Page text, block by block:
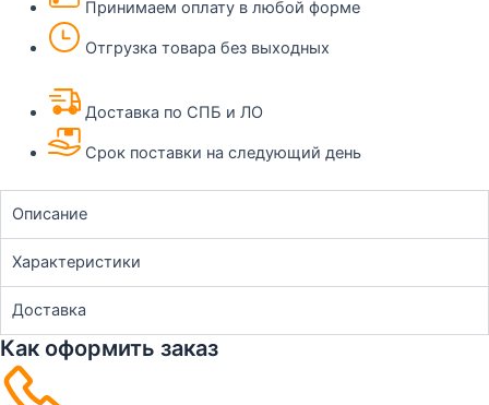
Принимаем оплату в любой форме
Отгрузка товара без выходных
Доставка по СПБ и ЛО
Срок поставки на следующий день
Описание
Характеристики
Доставка
Как оформить заказ